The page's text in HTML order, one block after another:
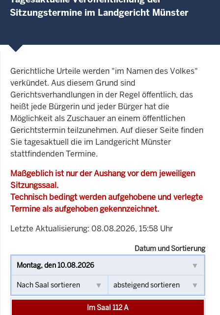
Sitzungstermine im Landgericht Münster
Gerichtliche Urteile werden "im Namen des Volkes"
verkündet. Aus diesem Grund sind
Gerichtsverhandlungen in der Regel öffentlich, das
heißt jede Bürgerin und jeder Bürger hat die
Möglichkeit als Zuschauer an einem öffentlichen
Gerichtstermin teilzunehmen. Auf dieser Seite finden
Sie tagesaktuell die im Landgericht Münster
stattfindenden Termine.
Maßgeblich ist nur der Aushang vor dem jeweiligen
Sitzungssaal.
Technisch bedingt werden aufgehobene und verlegte
Termine als aufgehoben gekennzeichnet.
Letzte Aktualisierung: 08.08.2026, 15:58 Uhr
Datum und Sortierung
Im Saal 112 A